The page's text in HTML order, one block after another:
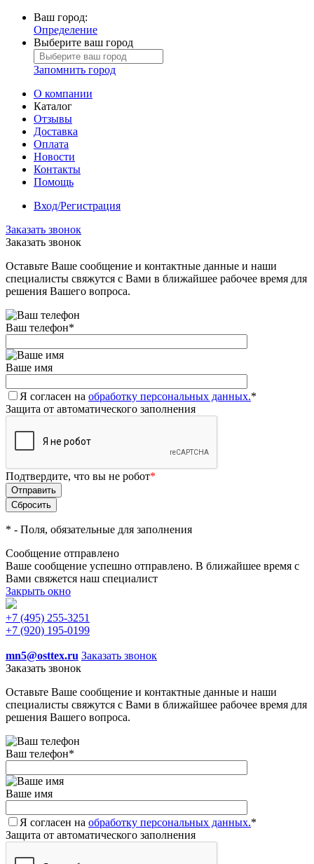
Ваш город:
Определение
Выберите ваш город
Запомнить город
О компании
Каталог
Отзывы
Доставка
Оплата
Новости
Контакты
Помощь
Вход/Регистрация
Заказать звонок
Заказать звонок
Оставьте Ваше сообщение и контактные данные и наши
специалисты свяжутся с Вами в ближайшее рабочее время для
решения Вашего вопроса.
Ваш телефон*
Ваше имя
Я согласен на обработку персональных данных.*
Защита от автоматического заполнения
Подтвердите, что вы не робот*
* - Поля, обязательные для заполнения
Сообщение отправлено
Ваше сообщение успешно отправлено. В ближайшее время с
Вами свяжется наш специалист
Закрыть окно
+7 (495) 255-3251
+7 (920) 195-0199
mn5@osttex.ru Заказать звонок
Заказать звонок
Оставьте Ваше сообщение и контактные данные и наши
специалисты свяжутся с Вами в ближайшее рабочее время для
решения Вашего вопроса.
Ваш телефон*
Ваше имя
Я согласен на обработку персональных данных.*
Защита от автоматического заполнения